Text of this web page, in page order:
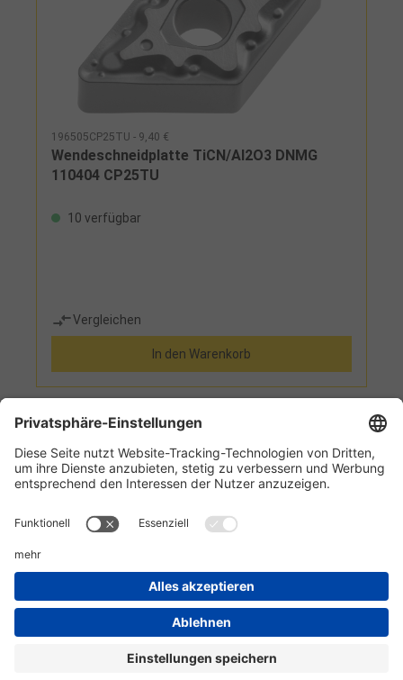
196505CP25TU - 9,40 €
Wendeschneidplatte TiCN/Al2O3 DNMG
110404 CP25TU
10 verfügbar
Vergleichen
In den Warenkorb
1 2
Informationen
Kundenservice